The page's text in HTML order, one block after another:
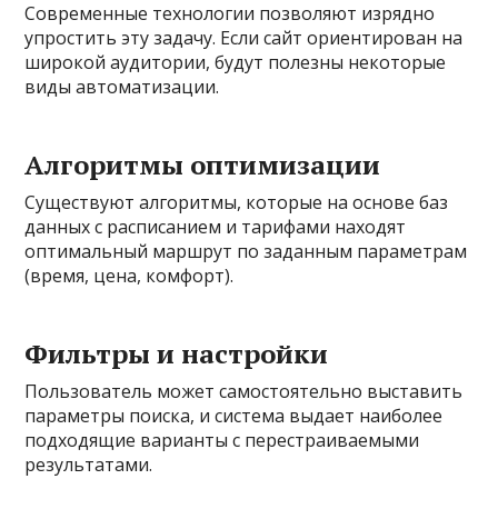
Современные технологии позволяют изрядно
упростить эту задачу. Если сайт ориентирован на
широкой аудитории, будут полезны некоторые
виды автоматизации.
Алгоритмы оптимизации
Существуют алгоритмы, которые на основе баз
данных с расписанием и тарифами находят
оптимальный маршрут по заданным параметрам
(время, цена, комфорт).
Фильтры и настройки
Пользователь может самостоятельно выставить
параметры поиска, и система выдает наиболее
подходящие варианты с перестраиваемыми
результатами.